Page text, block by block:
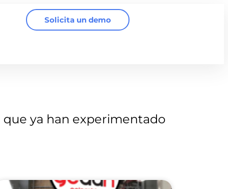
Solicita un demo
que ya han experimentado